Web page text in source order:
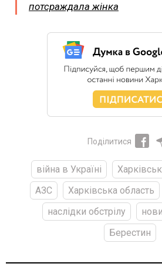
потсраждала жінка
Поділитися
війна в Україні
АЗС
Харківська область
наслідки обстрілу
Берестин